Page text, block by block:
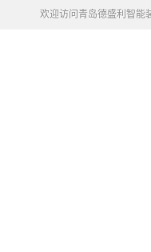
欢迎访问青岛德盛利智能